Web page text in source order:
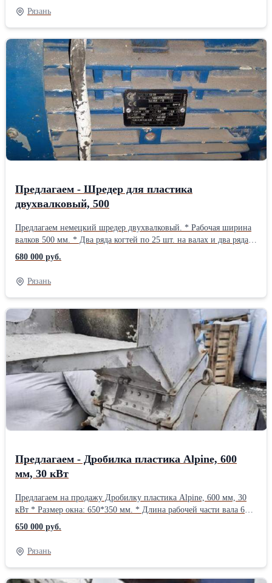
Рязань
Предлагаем - Шредер для пластика
двухвалковый, 500
Предлагаем немецкий шредер двухвалковый. * Рабочая ширина
валков 500 мм. * Два ряда когтей по 25 шт. на валах и два ряда
ответных на корпусе. В хорошем состоянии. Оборудование
своевременно обслуживалось. Все узлы и агрегаты заводские, в
том числе шкаф управления. Оборудование подключено и готово
к работе. Возможна продажа с НДС Контакты - ООО Пласт
Сырье Андрей 8-953-749-94-18 8-900-971-06-19
zlyden62@rambler.ru plastsyre62@rambler.ruВид оборудования:
Шредеры
680 000 руб.
Рязань
Предлагаем - Дробилка пластика Alpine, 600
мм, 30 кВт
Предлагаем на продажу Дробилку пластика Alpine, 600 мм, 30
кВт * Размер окна: 650*350 мм. * Длина рабочей части вала 660
мм, на валу 4 постели по 3 ножа, косой срез. * На корпусе 4
постели по 2 ответных ножа. * Комплект запасных ножей. *
Двигатель 30 кВт, масса 1650 кг. * Шкаф управления с плавным
пуском и контролем перегрузки. * Бункер под пневмотранспорт.
* Габариты дробилки: 1700*1200*1900 мм. Возможно
650 000 руб.
Рязань